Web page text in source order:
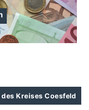
Kreises Coesfeld